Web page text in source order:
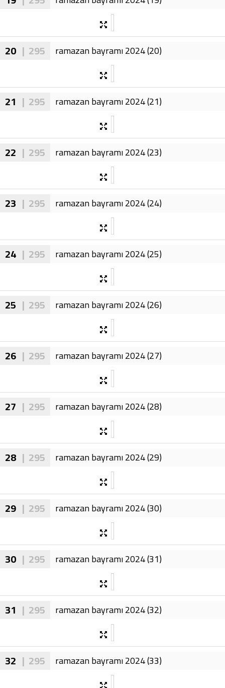
20 | 295 ramazan bayramı 2024 (20)
21 | 295 ramazan bayramı 2024 (21)
22 | 295 ramazan bayramı 2024 (23)
23 | 295 ramazan bayramı 2024 (24)
24 | 295 ramazan bayramı 2024 (25)
25 | 295 ramazan bayramı 2024 (26)
26 | 295 ramazan bayramı 2024 (27)
27 | 295 ramazan bayramı 2024 (28)
28 | 295 ramazan bayramı 2024 (29)
29 | 295 ramazan bayramı 2024 (30)
30 | 295 ramazan bayramı 2024 (31)
31 | 295 ramazan bayramı 2024 (32)
32 | 295 ramazan bayramı 2024 (33)